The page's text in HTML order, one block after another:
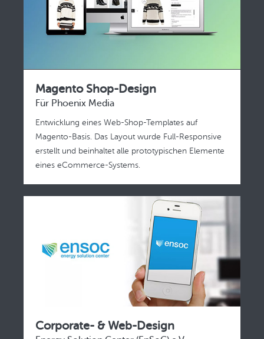
Magento Shop-Design
Für Phoenix Media
Entwicklung eines Web-Shop-Templates auf
Magento-Basis. Das Layout wurde Full-Responsive
erstellt und beinhaltet alle prototypischen Elemente
eines eCommerce-Systems.
Corporate- & Web-Design